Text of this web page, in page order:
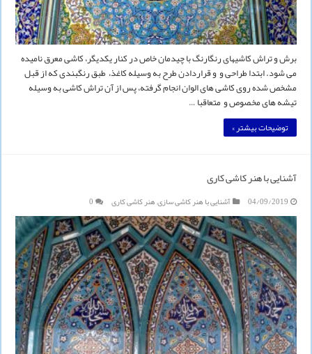
برش و تراش کاشیهای رنگارنگ با چیدمان خاص در کنار یکدیگر، کاشی معرق نامیده
می شود. ابتدا طراحی و و قراردادن طرح به وسیله کاغذ، طبق رنگبندی که از قبل
مشخص شده روی کاشی های الوان انجام گرفته، پس از آن تراش کاشی به وسیله
تیشه های مخصوص و متعاقبا …
توضیحات بیشتر »
آشنایی با هنر کاشی کاری
04/09/2019 آشنایی با هنر کاشی سازی,هنر کاشی کاری 0